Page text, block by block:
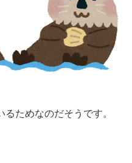
ためなのだそうです。